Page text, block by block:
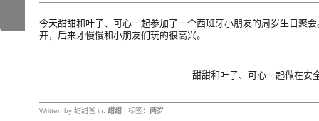
今天甜甜和叶子、可心一起参加了一个西班牙小朋友的周岁生日聚
开，后来才慢慢和小朋友们玩的很高兴。
甜甜和叶子、可心一起做在安
Written by 甜甜爸 in: 甜甜 | 标签： 两岁